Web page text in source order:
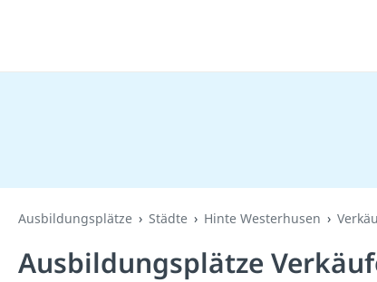
Ausbildungsplätze Städte Hinte Westerhusen
Ausbildungsplätze